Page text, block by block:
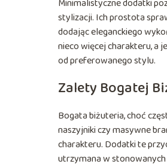
Minimalistyczne dodatki
stylizacji. Ich prostota
dodając eleganckiego
nieco więcej charakteru, a
od preferowanego stylu.
Zalety Bogatej
Bogata biżuteria, choć
naszyjniki czy masywne
charakteru. Dodatki te
utrzymana w stonowanych